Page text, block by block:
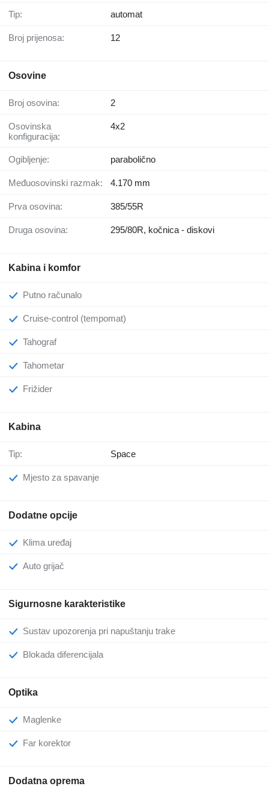
Tip: automat
Broj prijenosa: 12
Osovine
Broj osovina: 2
Osovinska
konfiguracija:
4x2
Ogibljenje: parabolično
Međuosovinski razmak: 4.170 mm
Prva osovina: 385/55R
Druga osovina: 295/80R, kočnica - diskovi
Kabina i komfor
Putno računalo
Cruise-control (tempomat)
Tahograf
Tahometar
Frižider
Kabina
Tip: Space
Mjesto za spavanje
Dodatne opcije
Klima uređaj
Auto grijač
Sigurnosne karakteristike
Sustav upozorenja pri napuštanju trake
Blokada diferencijala
Optika
Maglenke
Far korektor
Dodatna oprema